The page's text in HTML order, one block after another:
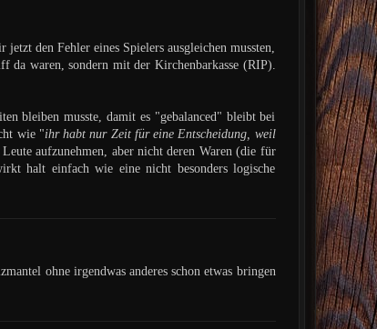
den Fehler eines Spielers ausgleichen mussten,
da waren, sondern mit der Kirchenbarkasse (RIP).
bleiben musste, damit es "gebalanced" bleibt bei
wie "ihr habt nur Zeit für eine Entscheidung, weil
aufzunehmen, aber nicht deren Waren (die für
halt einfach wie eine nicht besonders logische
ohne irgendwas anderes schon etwas bringen